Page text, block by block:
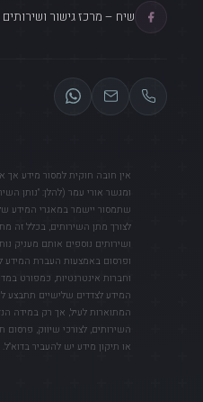
שיח – מרכז גישור
אין חובה חוקית למסור מידע אך
ומגשר אורי עמר (להלן: "נותן
שתמסור יישמר במאגרי המידע
לצורך מתן השירותים, בכלל זה
ושירותים נוספים אותם מעניק
ופרסום באמצעות העברת המידע
וחברות אינטרנטיות, כמפורט
המידע לצדדים שלישיים תתבצע
המתוארות לעיל, אך רק במידה
השירותים, לצורכי שיווק, פרסום
או תיקון מידע יש להעביר בדוא"ל.